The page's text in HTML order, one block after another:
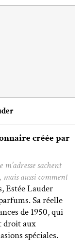
créée par
sachent
aussi comment
Estée Lauder
Sa réelle
de 1950, qui
droit aux
spéciales.